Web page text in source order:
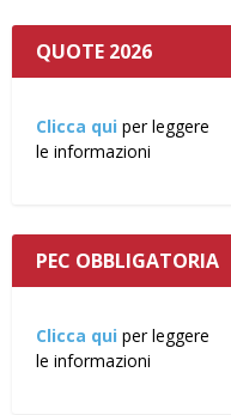
QUOTE 2026
Clicca qui per leggere
le informazioni
PEC OBBLIGATORIA
Clicca qui per leggere
le informazioni